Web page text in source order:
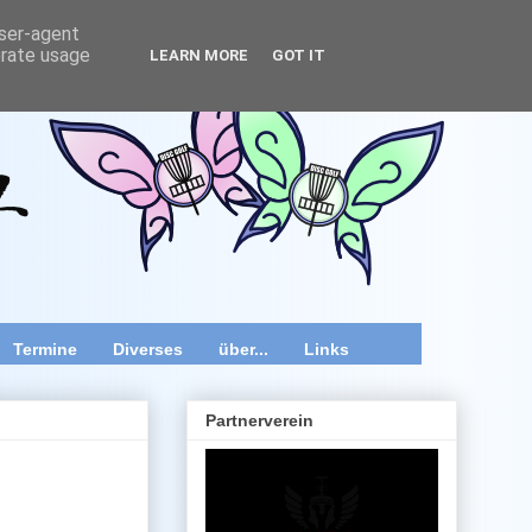
im Raum Wien, Niederösterreich und Burgenland
und diverse Kurztipps.
Termine Diverses über... Links
Partnerverein
agent
usage
LEARN MORE GOT IT